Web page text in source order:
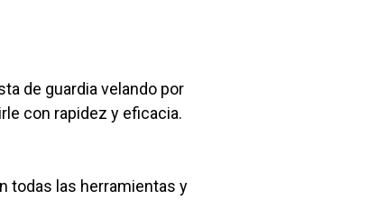
de guardia velando por
con rapidez y eficacia.
todas las herramientas y